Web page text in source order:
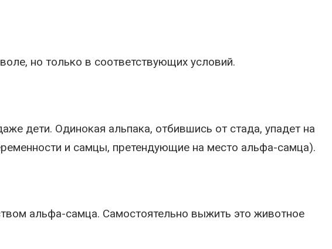
но только в соответствующих условий.
дети. Одинокая альпака, отбившись от стада, упадет на
и самцы, претендующие на место альфа-самца).
альфа-самца. Самостоятельно выжить это животное